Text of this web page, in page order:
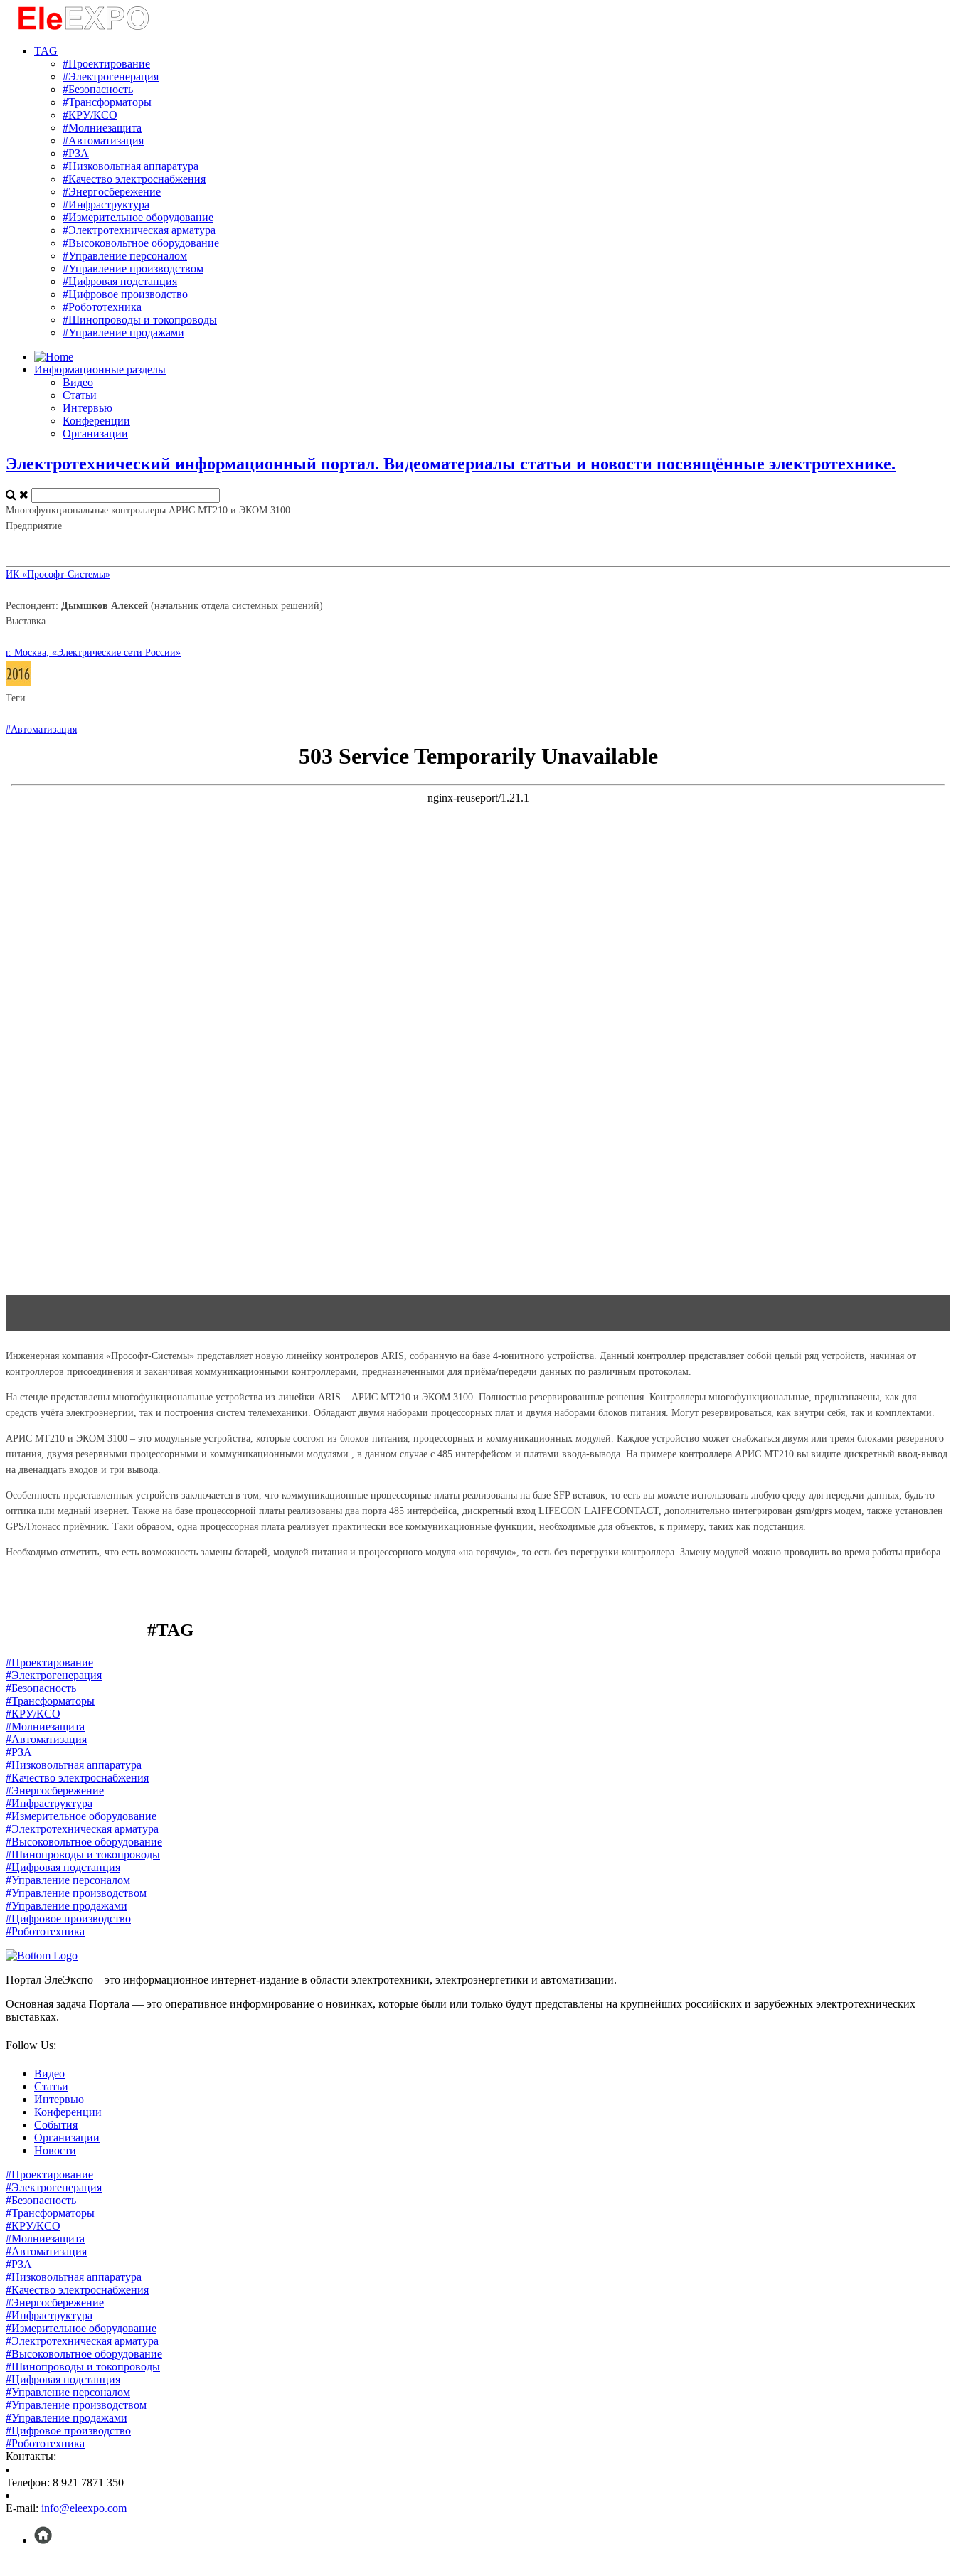
TAG
#Проектирование
#Электрогенерация
#Безопасность
#Трансформаторы
#КРУ/КСО
#Молниезащита
#Автоматизация
#РЗА
#Низковольтная аппаратура
#Качество электроснабжения
#Энергосбережение
#Инфраструктура
#Измерительное оборудование
#Электротехническая арматура
#Высоковольтное оборудование
#Управление персоналом
#Управление производством
#Цифровая подстанция
#Цифровое производство
#Робототехника
#Шинопроводы и токопроводы
#Управление продажами
Информационные разделы
Видео
Статьи
Интервью
Конференции
Организации
Электротехнический информационный портал. Видеоматериалы статьи и новости посвящённые электротехнике.
Многофункциональные контроллеры АРИС МТ210 и ЭКОМ 3100.
Предприятие
ИК «Прософт-Системы»
Респондент: Дымшков Алексей (начальник отдела системных решений)
Выставка
г. Москва, «Электрические сети России»
Теги
#Автоматизация
Инженерная компания «Прософт-Системы» представляет новую линейку контролеров ARIS, собранную на базе 4-юнитного устройства. Данный контроллер представляет собой целый ряд устройств, начиная от
контроллеров присоединения и заканчивая коммуникационными контроллерами, предназначенными для приёма/передачи данных по различным протоколам.
На стенде представлены многофункциональные устройства из линейки ARIS – АРИС МТ210 и ЭКОМ 3100. Полностью резервированные решения. Контроллеры многофункциональные, предназначены, как для
средств учёта электроэнергии, так и построения систем телемеханики. Обладают двумя наборами процессорных плат и двумя наборами блоков питания. Могут резервироваться, как внутри себя, так и комплектами.
АРИС МТ210 и ЭКОМ 3100 – это модульные устройства, которые состоят из блоков питания, процессорных и коммуникационных модулей. Каждое устройство может снабжаться двумя или тремя блоками резервного
питания, двумя резервными процессорными и коммуникационными модулями , в данном случае с 485 интерфейсом и платами ввода-вывода. На примере контроллера АРИС МТ210 вы видите дискретный ввод-вывод
на двенадцать входов и три вывода.
Особенность представленных устройств заключается в том, что коммуникационные процессорные платы реализованы на базе SFP вставок, то есть вы можете использовать любую среду для передачи данных, будь то
оптика или медный изернет. Также на базе процессорной платы реализованы два порта 485 интерфейса, дискретный вход LIFECON LAIFECONTACT, дополнительно интегрирован gsm/gprs модем, также установлен
GPS/Глонасс приёмник. Таки образом, одна процессорная плата реализует практически все коммуникационные функции, необходимые для объектов, к примеру, таких как подстанция.
Необходимо отметить, что есть возможность замены батарей, модулей питания и процессорного модуля «на горячую», то есть без перегрузки контроллера. Замену модулей можно проводить во время работы прибора.
#TAG
#Проектирование
#Электрогенерация
#Безопасность
#Трансформаторы
#КРУ/КСО
#Молниезащита
#Автоматизация
#РЗА
#Низковольтная аппаратура
#Качество электроснабжения
#Энергосбережение
#Инфраструктура
#Измерительное оборудование
#Электротехническая арматура
#Высоковольтное оборудование
#Шинопроводы и токопроводы
#Цифровая подстанция
#Управление персоналом
#Управление производством
#Управление продажами
#Цифровое производство
#Робототехника
Портал ЭлеЭкспо – это информационное интернет-издание в области электротехники, электроэнергетики и автоматизации.
Основная задача Портала — это оперативное информирование о новинках, которые были или только будут представлены на крупнейших российских и зарубежных электротехнических
выставках.
Follow Us:
Видео
Статьи
Интервью
Конференции
События
Организации
Новости
#Проектирование
#Электрогенерация
#Безопасность
#Трансформаторы
#КРУ/КСО
#Молниезащита
#Автоматизация
#РЗА
#Низковольтная аппаратура
#Качество электроснабжения
#Энергосбережение
#Инфраструктура
#Измерительное оборудование
#Электротехническая арматура
#Высоковольтное оборудование
#Шинопроводы и токопроводы
#Цифровая подстанция
#Управление персоналом
#Управление производством
#Управление продажами
#Цифровое производство
#Робототехника
Контакты:
Телефон: 8 921 7871 350
E-mail: info@eleexpo.com